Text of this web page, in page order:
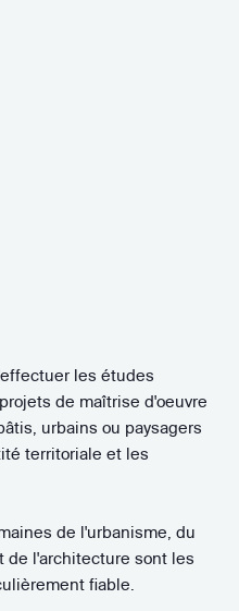
les études
de maîtrise d'oeuvre
urbains ou paysagers
territoriale et les
de l'urbanisme, du
de l'architecture sont les
fiable.